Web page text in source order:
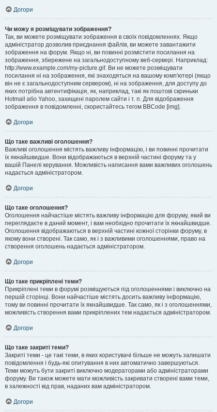
Догори
Чи можу я розміщувати зображення?
Так, ви можете розміщувати зображення в своїх повідомленнях. Якщо
адміністратор дозволив приєднання файлів, ви можете завантажити
зображення на форум. Якщо ні, ви повинні розмістити посилання на
зображення, збережене на загальнодоступному веб-сервері. Наприклад:
http://www.example.com/my-picture.gif. Ви не можете розміщувати
посилання ні на зображення, які знаходяться на вашому комп'ютері (якщо
він не є загальнодоступним сервером), ні на зображення, для доступу до
яких потрібна автентифікація, як, наприклад, такі як поштові скриньки
Hotmail або Yahoo, захищені паролем сайти і т. п. Для відображення
зображення в повідомленні, скористайтесь тегом BBCode [img].
Догори
Що таке важливі оголошення?
Важливі оголошення містять важливу інформацію, і ви повинні прочитати
їх якнайшвидше. Вони відображаються в верхній частині форуму та у
вашій Панелі керування. Можливість написання вами важливих оголошень
надається адміністратором.
Догори
Що таке оголошення?
Оголошення найчастіше містять важливу інформацію для форуму, який ви
переглядаєте в даний момент, і вам необхідно прочитати їх якнайшвидше.
Оголошення відображаються в верхній частині кожної сторінки форуму, в
якому вони створені. Так само, як і з важливими оголошеннями, право на
створення оголошень надається адміністратором.
Догори
Що таке прикріплені теми?
Прикріплені теми в форумі розміщуються під оголошеннями і виключно на
першій сторінці. Вони найчастіше містять досить важливу інформацію,
тому ви повинні прочитати їх якнайшвидше. Так само, як і з оголошеннями,
можливість створення вами прикріплених тем надається адміністратором.
Догори
Що таке закриті теми?
Закриті теми - це такі теми, в яких користувачі більше не можуть залишати
повідомлення і будь-які опитування в них автоматично завершуються.
Теми можуть бути закриті виключно модераторами або адміністраторами
форуму. Ви також можете мати можливість закривати створені вами теми,
в залежності від прав, наданих вам адміністратором.
Догори